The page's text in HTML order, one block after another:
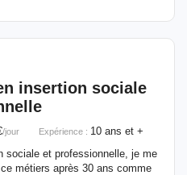
insertion sociale
/jour Expérience : 10 ans et +
sociale et professionnelle, je me
métiers après 30 ans comme